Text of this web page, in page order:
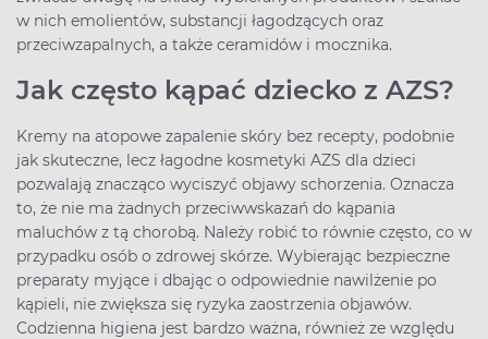
w nich emolientów, substancji łagodzących oraz
przeciwzapalnych, a także ceramidów i mocznika.
Jak często kąpać dziecko z AZS?
Kremy na atopowe zapalenie skóry bez recepty, podobnie
jak skuteczne, lecz łagodne kosmetyki AZS dla dzieci
pozwalają znacząco wyciszyć objawy schorzenia. Oznacza
to, że nie ma żadnych przeciwwskazań do kąpania
maluchów z tą chorobą. Należy robić to równie często, co w
przypadku osób o zdrowej skórze. Wybierając bezpieczne
preparaty myjące i dbając o odpowiednie nawilżenie po
kąpieli, nie zwiększa się ryzyka zaostrzenia objawów.
Codzienna higiena jest bardzo ważna, również ze względu